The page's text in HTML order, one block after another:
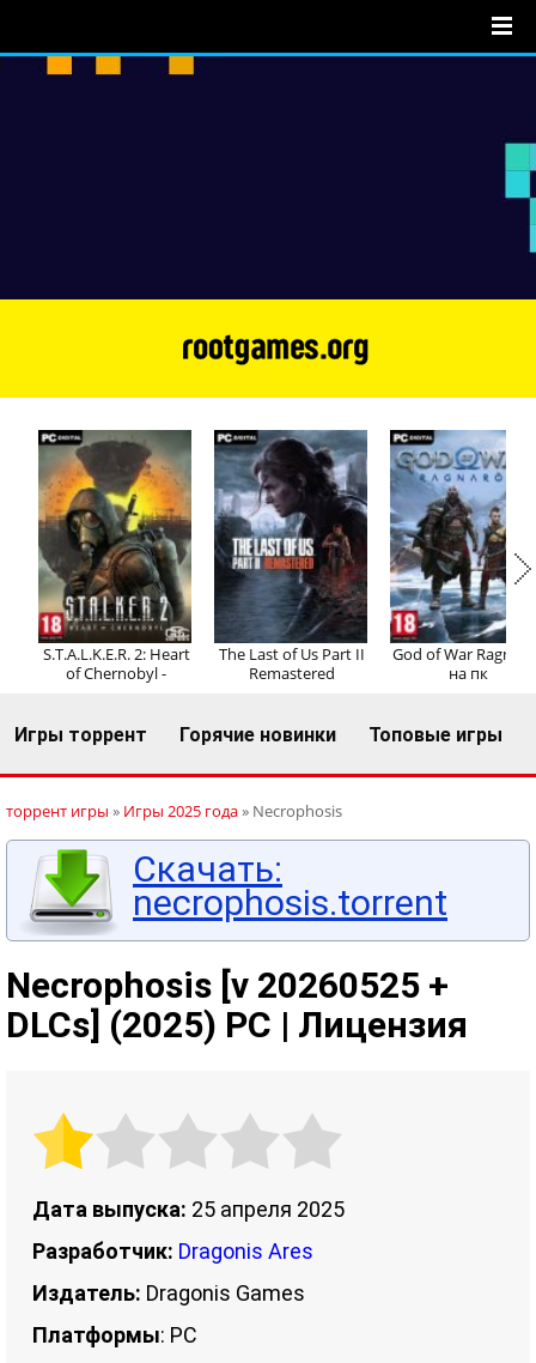
Регистрация Вход
S.T.A.L.K.E.R. 2: Heart
of Chernobyl -
The Last of Us Part II
Remastered
God of War
на пк
Игры торрент Горячие новинки Топовые игры
торрент игры » Игры 2025 года» Necrophosis
Скачать:
necrophosis.torrent
Necrophosis [v 20260525 +
DLCs] (2025) PC | Лицензия
Дата выпуска: 25 апреля 2025
Разработчик: Dragonis Ares
Издатель: Dragonis Games
Платформы: PC